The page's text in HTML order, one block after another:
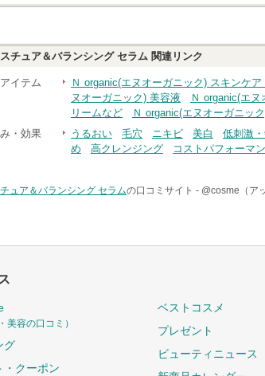
らせがありま
チュア＆バランシング セラム 関連リンク
イテム Ｎ organic(エヌオーガニック) スキンケ
ヌオーガニック) 美容液
Ｎ organic(エ
リームなど
Ｎ organic(エヌオーガニッ
・効果
うるおい 毛穴 ニキビ 美白 低刺激
め
高クレンジング コストパフォーマ
ュア＆バランシング セラムの口コミサイト - @cosme（ア
美容の口コミ）
グ
・クーポン
ベストコスメ
プレゼント
ビューティニュース